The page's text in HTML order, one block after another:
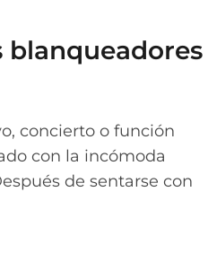
blanqueadores
concierto o función
con la incómoda
de sentarse con